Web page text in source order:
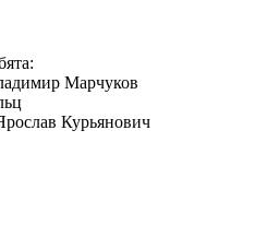
Марчуков
Курьянович